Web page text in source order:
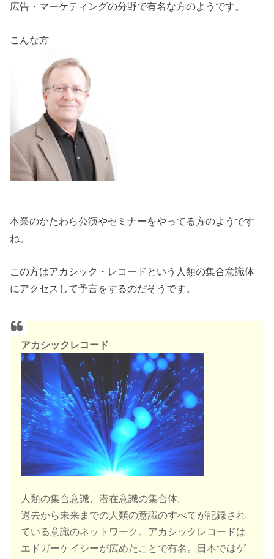
広告・マーケティングの分野で有名な方のようです。
こんな方
本業のかたわら公演やセミナーをやってる方のようです
ね。
この方はアカシック・レコードという人類の集合意識体
にアクセスして予言をするのだそうです。
アカシックレコード
人類の集合意識、潜在意識の集合体。
過去から未来までの人類の意識のすべてが記録され
ている意識のネットワーク。アカシックレコードは
エドガーケイシーが広めたことで有名。日本ではゲ